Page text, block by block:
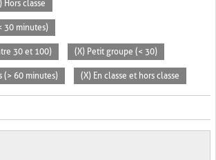
Hors classe
30 minutes)
30 et 100) (X) Petit groupe (< 30)
(> 60 minutes) (X) En classe et hors classe